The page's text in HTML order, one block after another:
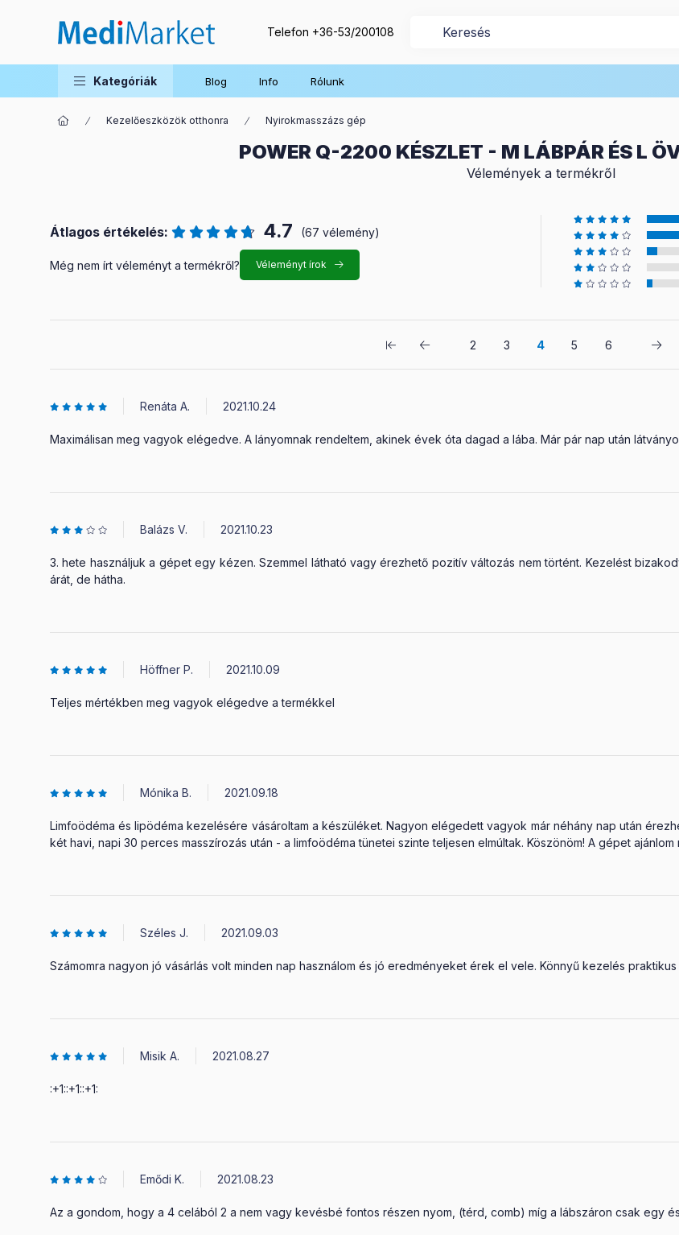
Telefon +36-53/200108
Kategóriák Blog Info Rólunk
Kezelőeszközök otthonra Nyirokmasszázs gép
POWER Q-2200 KÉSZLET - M LÁBPÁR ÉS L
Vélemények a termékről
Átlagos értékelés: 4.7 (67 vélemény)
Még nem írt véleményt a termékről? Véleményt írok
2 3 4 5 6
Renáta A. 2021.10.24
Maximálisan meg vagyok elégedve. A lányomnak rendeltem, akinek évek óta dagad a lába. Már pár nap után
Balázs V. 2021.10.23
3. hete használjuk a gépet egy kézen. Szemmel látható vagy érezhető pozitív változás nem történt. Kezelést
árát, de hátha.
Höffner P. 2021.10.09
Teljes mértékben meg vagyok elégedve a termékkel
Mónika B. 2021.09.18
Limfoödéma és lipödéma kezelésére vásároltam a készüléket. Nagyon elégedett vagyok már néhány nap után
két havi, napi 30 perces masszírozás után - a limfoödéma tünetei szinte teljesen elmúltak. Köszönöm! A gépet
Széles J. 2021.09.03
Számomra nagyon jó vásárlás volt minden nap használom és jó eredményeket érek el vele. Könnyű kezelés
Misik A. 2021.08.27
:+1::+1::+1:
Emődi K. 2021.08.23
Az a gondom, hogy a 4 celából 2 a nem vagy kevésbé fontos részen nyom, (térd, comb) míg a lábszáron csak egy